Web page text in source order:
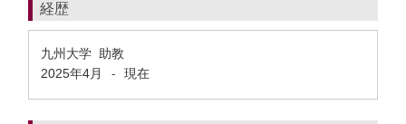
経歴
九州大学 助教
2025年4月
- 現在